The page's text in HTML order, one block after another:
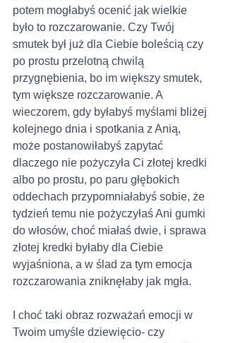
potem mogłabyś ocenić jak wielkie
było to rozczarowanie. Czy Twój
smutek był już dla Ciebie boleścią czy
po prostu przelotną chwilą
przygnębienia, bo im większy smutek,
tym większe rozczarowanie. A
wieczorem, gdy byłabyś myślami bliżej
kolejnego dnia i spotkania z Anią,
może postanowiłabyś zapytać
dlaczego nie pożyczyła Ci złotej kredki
albo po prostu, po paru głębokich
oddechach przypomniałabyś sobie, że
tydzień temu nie pożyczyłaś Ani gumki
do włosów, choć miałaś dwie, i sprawa
złotej kredki byłaby dla Ciebie
wyjaśniona, a w ślad za tym emocja
rozczarowania zniknęłaby jak mgła.
I choć taki obraz rozważań emocji w
Twoim umyśle dziewięcio- czy